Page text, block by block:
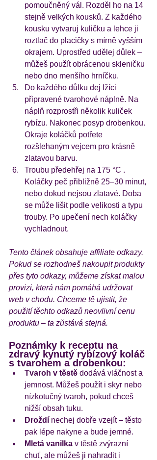
pomoučněný vál. Rozděl ho na 14
stejně velkých kousků. Z každého
kousku vytvaruj kuličku a lehce ji
roztlač do placičky s mírně vyšším
okrajem. Uprostřed udělej důlek –
můžeš použít obrácenou skleničku
nebo dno menšího hrníčku.
Do každého důlku dej lžíci
připravené tvarohové náplně. Na
náplň rozprostři několik kuliček
rybízu. Nakonec posyp drobenkou.
Okraje koláčků potřete
rozšlehaným vejcem pro krásně
zlatavou barvu.
Troubu předehřej na 175 °C .
Koláčky peč přibližně 25–30 minut,
nebo dokud nejsou zlatavé. Doba
se může lišit podle velikosti a typu
trouby. Po upečení nech koláčky
vychladnout.
Tento článek obsahuje affiliate odkazy.
Pokud se rozhodneš nakoupit produkty
přes tyto odkazy, můžeme získat malou
provizi, která nám pomáhá udržovat
web v chodu. Chceme tě ujistit, že
použití těchto odkazů neovlivní cenu
produktu – ta zůstává stejná.
Poznámky k receptu na
zdravý kynutý rybízový koláč
s tvarohem a drobenkou:
Tvaroh v těstě dodává vláčnost a
jemnost. Můžeš použít i skyr nebo
nízkotučný tvaroh, pokud chceš
nižší obsah tuku.
Droždí nechej dobře vzejít – těsto
pak lépe nakyne a bude jemné.
Mletá vanilka v těstě zvýrazní
chuť, ale můžeš ji nahradit i